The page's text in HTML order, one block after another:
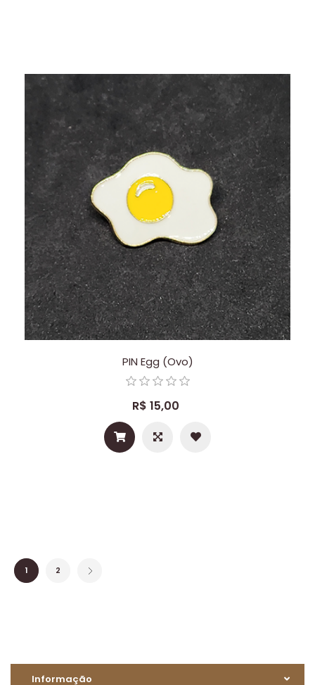
PIN Egg (Ovo)
R$ 15,00
1 2
Informação